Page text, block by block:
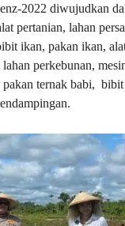
2022 diwujudkan
pertanian, lahan
ikan, pakan ikan,
perkebunan,
pakan ternak babi,